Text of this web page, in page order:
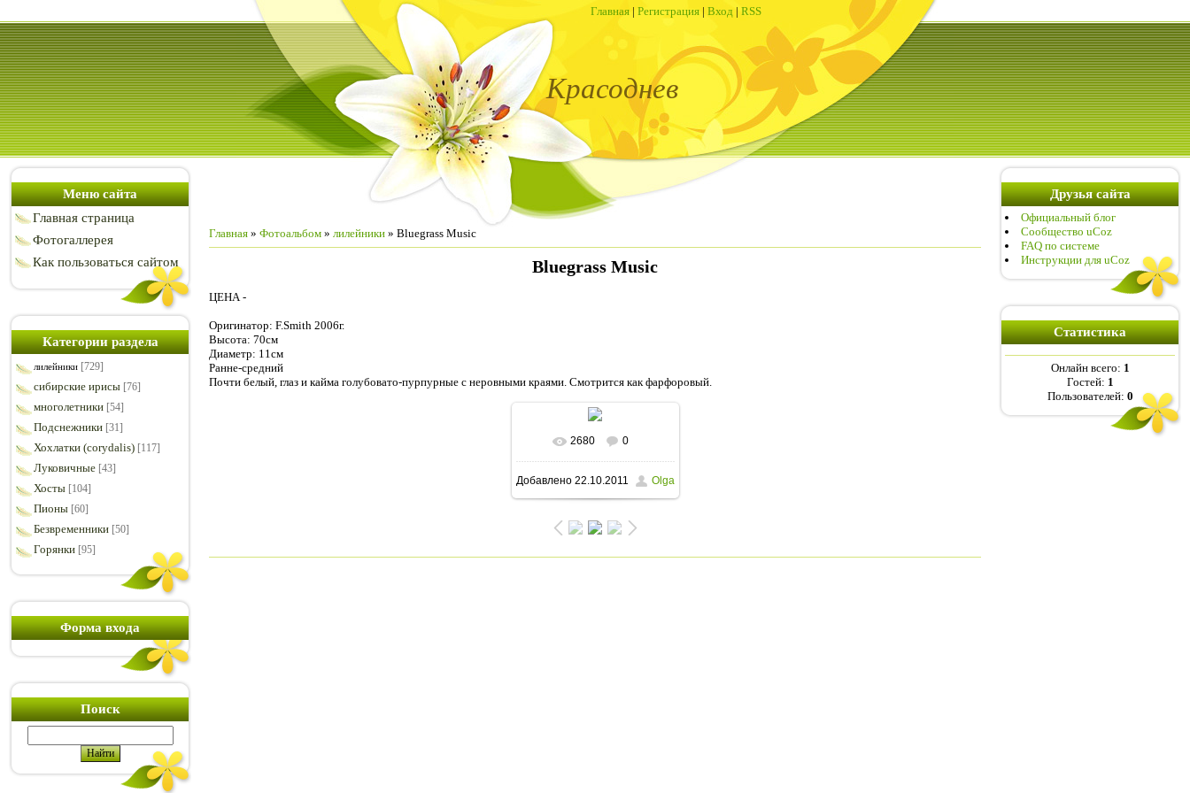
Главная | Регистрация | Вход | RSS
Красоднев
Меню сайта
Главная страница
Фотогаллерея
Как пользоваться сайтом
Категории раздела
лилейники [729]
сибирские ирисы [76]
многолетники [54]
Подснежники [31]
Хохлатки (corydalis) [117]
Луковичные [43]
Хосты [104]
Пионы [60]
Безвременники [50]
Горянки [95]
Форма входа
Поиск
Главная » Фотоальбом » лилейники » Bluegrass Music
Bluegrass Music
ЦЕНА -
Оригинатор: F.Smith 2006г.
Высота: 70см
Диаметр: 11см
Ранне-средний
Почти белый, глаз и кайма голубовато-пурпурные с неровными краями. Смотрится как фарфоровый.
В реальном размере
800x600/ 221.3Kb
2680 0
Добавлено22.10.2011 Olga
Друзья сайта
Официальный блог
Сообщество uCoz
FAQ по системе
Инструкции для uCoz
Статистика
Онлайн всего: 1
Гостей: 1
Пользователей: 0